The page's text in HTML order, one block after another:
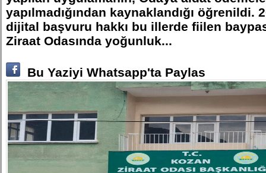
yapılmadığından kaynaklandığı öğrenildi.
dijital başvuru hakkı bu illerde fiilen
Ziraat Odasında yoğunluk...
Bu Yaziyi Whatsapp'ta Paylas